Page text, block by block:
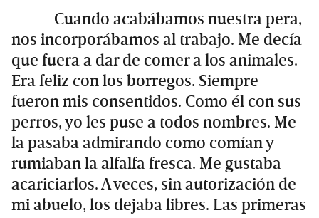
Cuando acabábamos nuestra pera,
nos incorporábamos al trabajo. Me decía
que fuera a dar de comer a los animales.
Era feliz con los borregos. Siempre
fueron mis consentidos. Como él con sus
perros, yo les puse a todos nombres. Me
la pasaba admirando como comían y
rumiaban la alfalfa fresca. Me gustaba
acariciarlos. A veces, sin autorización de
mi abuelo, los dejaba libres. Las primeras